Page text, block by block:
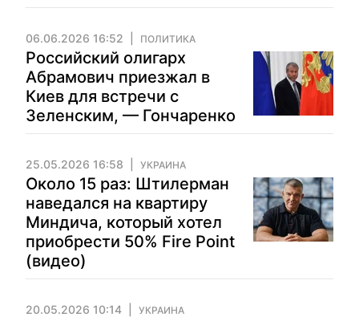
06.06.2026 16:52 ПОЛИТИКА
Российский олигарх
Абрамович приезжал в
Киев для встречи с
Зеленским, — Гончаренко
25.05.2026 16:58 УКРАИНА
Около 15 раз: Штилерман
наведался на квартиру
Миндича, который хотел
приобрести 50% Fire Point
(видео)
20.05.2026 10:14 УКРАИНА